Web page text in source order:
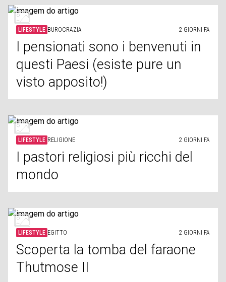
LIFESTYLE BUROCRAZIA 2 GIORNI FA
I pensionati sono i benvenuti in
questi Paesi (esiste pure un
visto apposito!)
LIFESTYLE RELIGIONE 2 GIORNI FA
I pastori religiosi più ricchi del
mondo
LIFESTYLE EGITTO 2 GIORNI FA
Scoperta la tomba del faraone
Thutmose II